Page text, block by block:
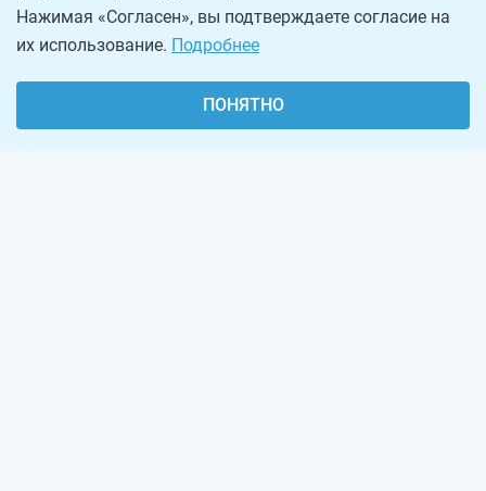
Нажимая «Согласен», вы подтверждаете согласие на
их использование. Подробнее
ПОНЯТНО